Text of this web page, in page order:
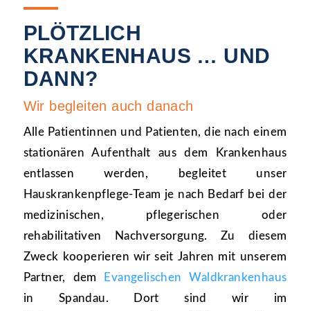
PLÖTZLICH
KRANKENHAUS … UND
DANN?
Wir begleiten auch danach
Alle Patientinnen und Patienten, die nach einem
stationären Aufenthalt aus dem Krankenhaus
entlassen werden, begleitet unser
Hauskrankenpflege-Team je nach Bedarf bei der
medizinischen, pflegerischen oder
rehabilitativen Nachversorgung. Zu diesem
Zweck kooperieren wir seit Jahren mit unserem
Partner, dem
Evangelischen Waldkrankenhaus
in Spandau. Dort sind wir im